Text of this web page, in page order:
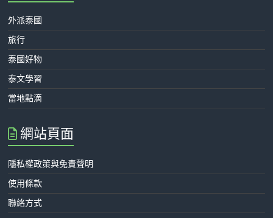
外派泰國
旅行
泰國好物
泰文學習
當地點滴
網站頁面
隱私權政策與免責聲明
使用條款
聯絡方式